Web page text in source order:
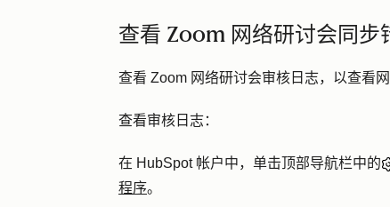
查看 Zoom 网络研讨会同步
查看 Zoom 网络研讨会审核日志，以查看
查看审核日志：
在 HubSpot 帐户中，单击顶部导航栏中的
程序。